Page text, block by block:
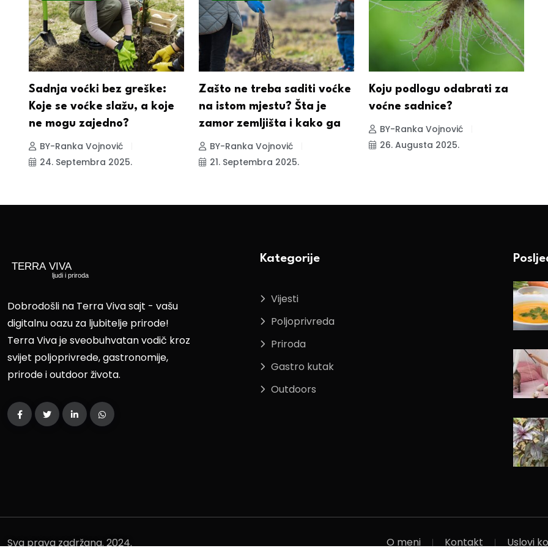
Sadnja voćki bez greške:
Koje se voćke slažu, a koje
ne mogu zajedno?
BY-Ranka Vojnović
24. Septembra 2025.
Zašto ne treba saditi voćke
na istom mjestu? Šta je
zamor zemljišta i kako ga
BY-Ranka Vojnović
21. Septembra 2025.
Koju podlogu odabrati za
voćne sadnice?
BY-Ranka Vojnović
26. Augusta 2025.
Dobrodošli na Terra Viva sajt - vašu
digitalnu oazu za ljubitelje prirode!
Terra Viva je sveobuhvatan vodič kroz
svijet poljoprivrede, gastronomije,
prirode i outdoor života.
Kategorije
Vijesti
Poljoprivreda
Priroda
Gastro kutak
Outdoors
Sva prava zadržana. 2024. O meni Kontakt Uslovi